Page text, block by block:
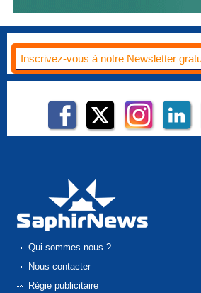
Qui sommes-nous ?
Nous contacter
Régie publicitaire